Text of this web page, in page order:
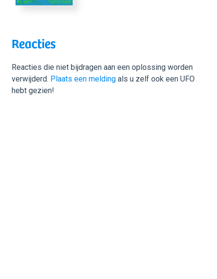
Reacties
Reacties die niet bijdragen aan een oplossing worden
verwijderd. Plaats een melding als u zelf ook een UFO
hebt gezien!